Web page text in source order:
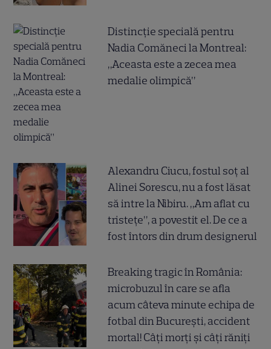
Distincție specială pentru
Nadia Comăneci la Montreal:
„Aceasta este a zecea mea
medalie olimpică”
Alexandru Ciucu, fostul soț al
Alinei Sorescu, nu a fost lăsat
să intre la Nibiru. „Am aflat cu
tristețe”, a povestit el. De ce a
fost întors din drum designerul
Breaking tragic în România:
microbuzul în care se afla
acum câteva minute echipa de
fotbal din București, accident
mortal! Câți morți și câți răniți